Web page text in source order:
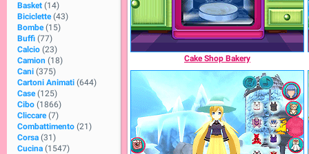
Basket (14)
Biciclette (43)
Bombe (15)
Buffi (77)
Calcio (23)
Camion (18)
Cani (375)
Cartoni Animati (644)
Case (125)
Cibo (1866)
Cliccare (7)
Combattimento (21)
Corsa (31)
Cucina (1547)
Cake Shop Bakery